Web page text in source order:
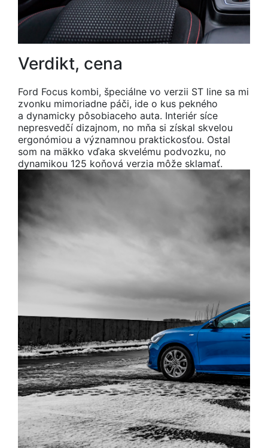
Verdikt, cena
Ford Focus kombi, špeciálne vo verzii ST line sa mi
zvonku mimoriadne páči, ide o kus pekného
a dynamicky pôsobiaceho auta. Interiér síce
nepresvedčí dizajnom, no mňa si získal skvelou
ergonómiou a významnou praktickosťou. Ostal
som na mäkko vďaka skvelému podvozku, no
dynamikou 125 koňová verzia môže sklamať.